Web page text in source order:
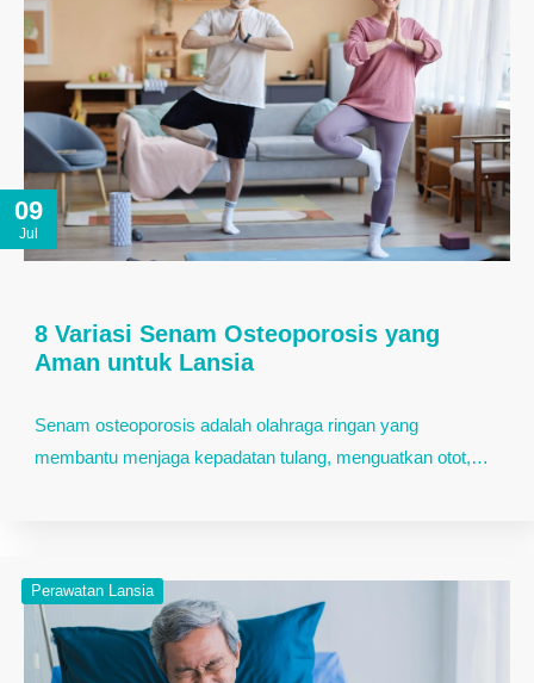
09
Jul
8 Variasi Senam Osteoporosis yang
Aman untuk Lansia
Senam osteoporosis adalah olahraga ringan yang
membantu menjaga kepadatan tulang, menguatkan otot,…
Perawatan Lansia